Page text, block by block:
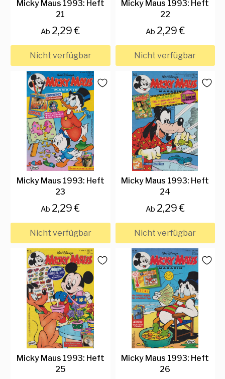
Micky Maus 1993: Heft
21
Ab 2,29 €
Nicht verfügbar
Micky Maus 1993: Heft
22
Ab 2,29 €
Nicht verfügbar
Micky Maus 1993: Heft
23
Ab 2,29 €
Nicht verfügbar
Micky Maus 1993: Heft
24
Ab 2,29 €
Nicht verfügbar
Micky Maus 1993: Heft
25
Micky Maus 1993: Heft
26